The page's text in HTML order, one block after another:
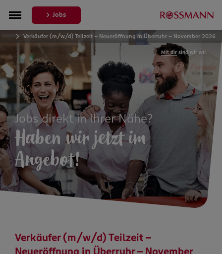
Jobs
… Verkäufer (m/w/d) Teilzeit – Neueröffnung in Überruhr - November 2026
Mit dir sind wir wir.
Jobs direkt in Ihrer Nähe?
Haben wir jetzt im
Angebot!
Verkäufer (m/w/d) Teilzeit –
Neueröffnung in Überruhr - November